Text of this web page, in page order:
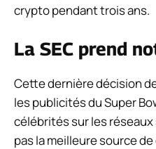
crypto pendant trois ans.
La SEC prend
Cette dernière décision
les publicités du Super
célébrités sur les
pas la meilleure source